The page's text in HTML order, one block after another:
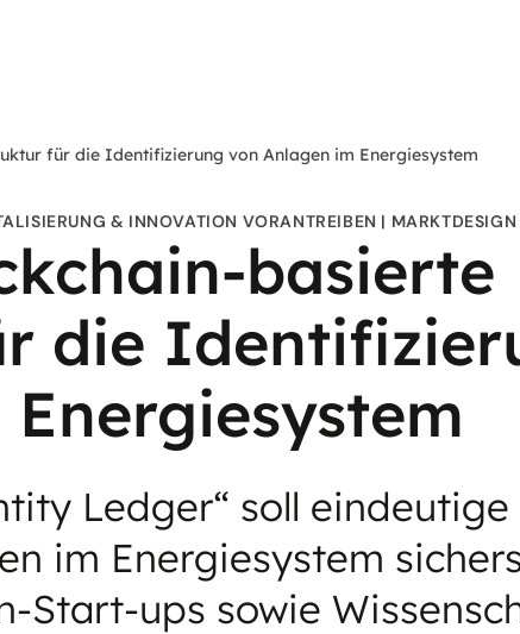
für die Identifizierung von Anlagen im Energiesystem
& INNOVATION VORANTREIBEN MARKTDESIGN
basierte
die
Ledger“ soll eindeutige
im Energiesystem
Start-ups sowie